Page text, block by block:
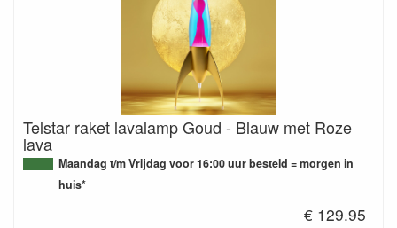
Telstar raket lavalamp Goud - Blauw met Roze
lava
Maandag t/m Vrijdag voor 16:00 uur besteld = morgen in
huis*
€ 129.95